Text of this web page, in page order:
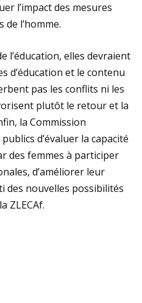
l’impact des mesures
l’homme.
l’éducation, elles devraient
d’éducation et le contenu
pas les conflits ni les
plutôt le retour et la
la Commission
d’évaluer la capacité
des femmes à participer
d’améliorer leur
des nouvelles possibilités
ZLECAf.